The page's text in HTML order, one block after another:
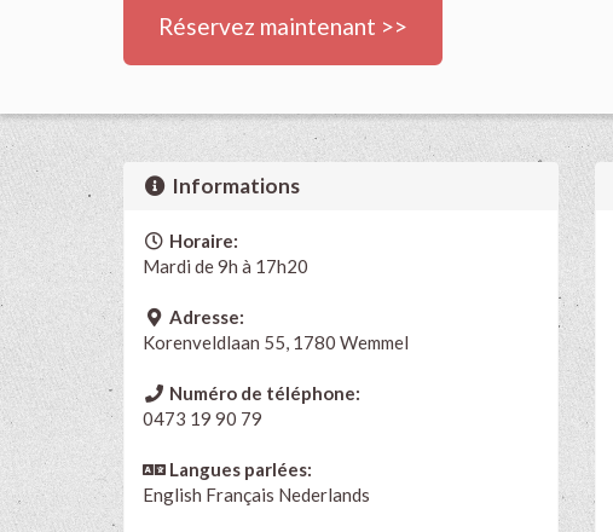
Réservez maintenant >>
Informations
Horaire:
Mardi de 9h à 17h20
Adresse:
Korenveldlaan 55, 1780 Wemmel
Numéro de téléphone:
0473 19 90 79
Langues parlées:
English Français Nederlands